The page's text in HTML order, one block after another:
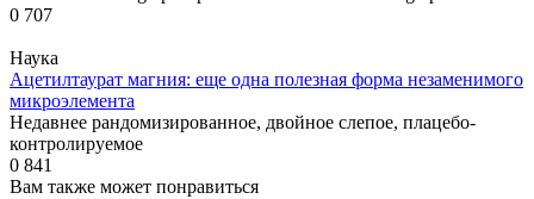
0 707
Наука
Ацетилтаурат магния: еще одна полезная форма незаменимого
микроэлемента
Недавнее рандомизированное, двойное слепое, плацебо-
контролируемое
0 841
Вам также может понравиться